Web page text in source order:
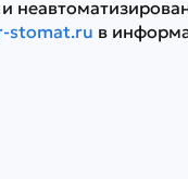
stomat.ru в